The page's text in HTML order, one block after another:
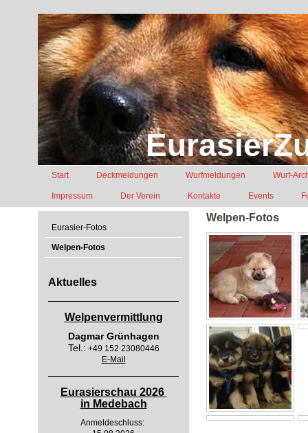
Start Deckmeldungen Wurfmeldungen Wurf-
Impressum Der Verein Kontakte Events
Eurasier-Fotos
Welpen-Fotos
Aktuelles
Welpenvermittlung
Dagmar Grünhagen
Tel.: +49 152 23080446
E-Mail
Eurasierschau 2026
in Medebach
Anmeldeschluss:
Welpen-Fotos